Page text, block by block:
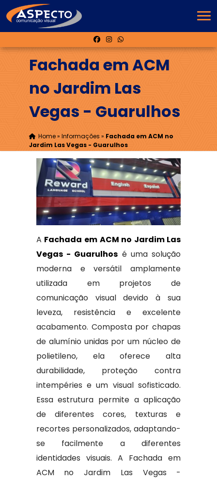
Fachada em ACM
no Jardim Las
Vegas - Guarulhos
Home» Informações » Fachada em ACM no
Jardim Las Vegas - Guarulhos
A Fachada em ACM no Jardim Las
Vegas - Guarulhos é uma solução
moderna e versátil amplamente
utilizada em projetos de
comunicação visual devido à sua
leveza, resistência e excelente
acabamento. Composta por chapas
de alumínio unidas por um núcleo de
polietileno, ela oferece alta
durabilidade, proteção contra
intempéries e um visual sofisticado.
Essa estrutura permite a aplicação
de diferentes cores, texturas e
recortes personalizados, adaptando-
se facilmente a diferentes
identidades visuais. A Fachada em
ACM no Jardim Las Vegas -